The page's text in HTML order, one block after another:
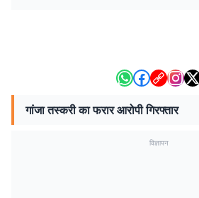
गांजा तस्करी का फरार आरोपी गिरफ्तार
विज्ञापन